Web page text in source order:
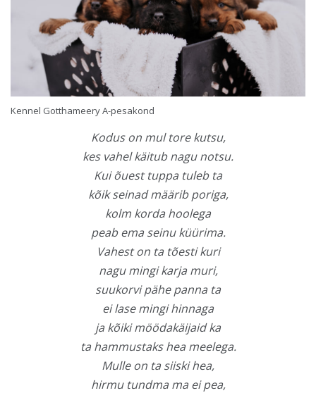
Kennel Gotthameery A-pesakond
Kodus on mul tore kutsu,
kes vahel käitub nagu notsu.
Kui õuest tuppa tuleb ta
kõik seinad määrib poriga,
kolm korda hoolega
peab ema seinu küürima.
Vahest on ta tõesti kuri
nagu mingi karja muri,
suukorvi pähe panna ta
ei lase mingi hinnaga
ja kõiki möödakäijaid ka
ta hammustaks hea meelega.
Mulle on ta siiski hea,
hirmu tundma ma ei pea,